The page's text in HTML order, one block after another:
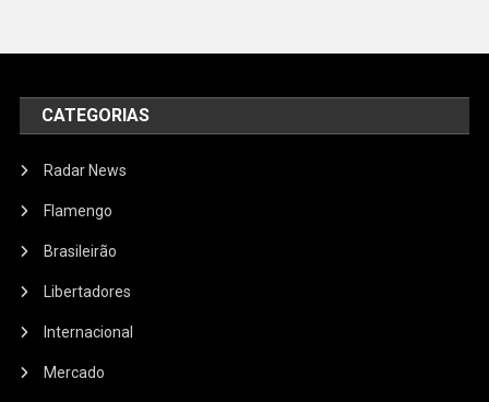
CATEGORIAS
Radar News
Flamengo
Brasileirão
Libertadores
Internacional
Mercado